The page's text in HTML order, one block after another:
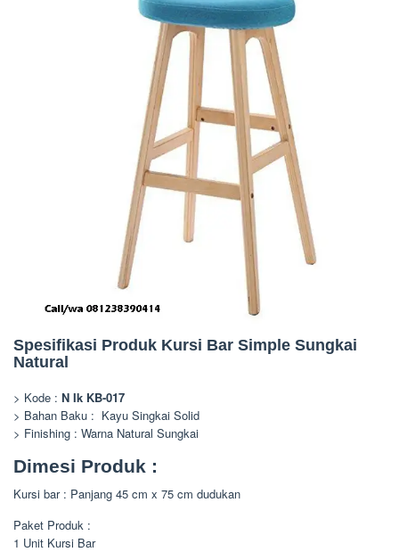
Spesifikasi Produk Kursi Bar Simple Sungkai
Natural
> Kode : N Ik KB-017
> Bahan Baku : Kayu Singkai Solid
> Finishing : Warna Natural Sungkai
Dimesi Produk :
Kursi bar : Panjang 45 cm x 75 cm dudukan
Paket Produk :
1 Unit Kursi Bar